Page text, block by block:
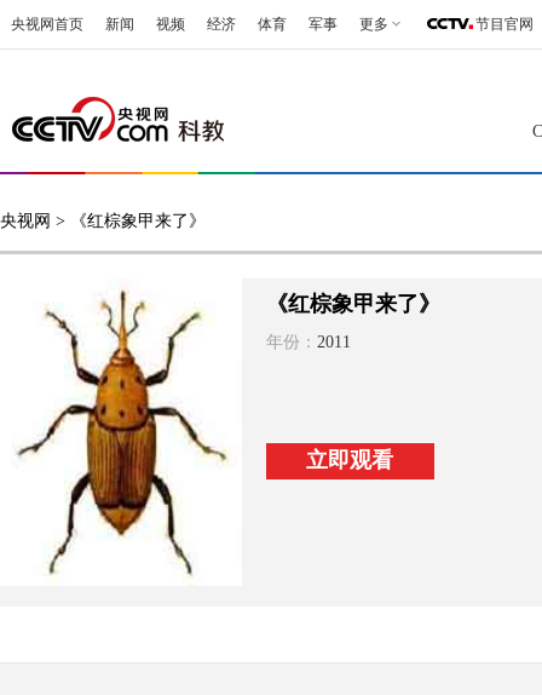
央视网首页 新闻 视频 经济 体育 军事 更多 节目官网
央视网 > 《红棕象甲来了》
《红棕象甲来了》
年份： 2011
立即观看